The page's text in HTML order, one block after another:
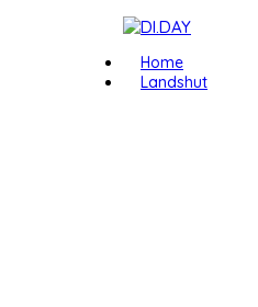
Home
Landshut